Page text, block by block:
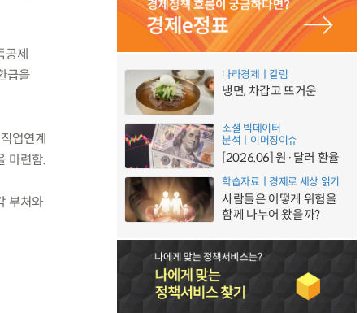
제
급을
업연계
마련함.
부처와
나라경제ㅣ칼럼
냉면, 차갑고 뜨거운
소셜 빅데이터
분석ㅣ이머징이슈
[2026.06] 원·달러 환율
학습자료ㅣ경제로 세상 읽기
사람들은 어떻게 위험을
함께 나누어 왔을까?